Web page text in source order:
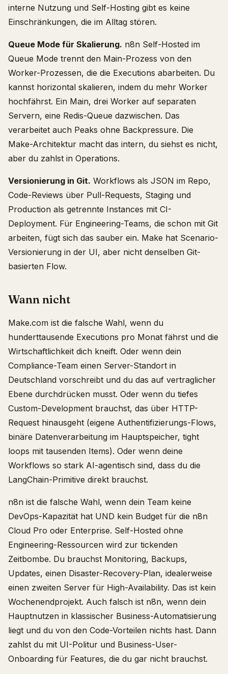
interne Nutzung und Self-Hosting gibt es keine
Einschränkungen, die im Alltag stören.
Queue Mode für Skalierung. n8n Self-Hosted im
Queue Mode trennt den Main-Prozess von den
Worker-Prozessen, die die Executions abarbeiten. Du
kannst horizontal skalieren, indem du mehr Worker
hochfährst. Ein Main, drei Worker auf separaten
Servern, eine Redis-Queue dazwischen. Das
verarbeitet auch Peaks ohne Backpressure. Die
Make-Architektur macht das intern, du siehst es nicht,
aber du zahlst in Operations.
Versionierung in Git. Workflows als JSON im Repo,
Code-Reviews über Pull-Requests, Staging und
Production als getrennte Instances mit CI-
Deployment. Für Engineering-Teams, die schon mit Git
arbeiten, fügt sich das sauber ein. Make hat Scenario-
Versionierung in der UI, aber nicht denselben Git-
basierten Flow.
Wann nicht
Make.com ist die falsche Wahl, wenn du
hunderttausende Executions pro Monat fährst und die
Wirtschaftlichkeit dich kneift. Oder wenn dein
Compliance-Team einen Server-Standort in
Deutschland vorschreibt und du das auf vertraglicher
Ebene durchdrücken musst. Oder wenn du tiefes
Custom-Development brauchst, das über HTTP-
Request hinausgeht (eigene Authentifizierungs-Flows,
binäre Datenverarbeitung im Hauptspeicher, tight
loops mit tausenden Items). Oder wenn deine
Workflows so stark AI-agentisch sind, dass du die
LangChain-Primitive direkt brauchst.
n8n ist die falsche Wahl, wenn dein Team keine
DevOps-Kapazität hat UND kein Budget für die n8n
Cloud Pro oder Enterprise. Self-Hosted ohne
Engineering-Ressourcen wird zur tickenden
Zeitbombe. Du brauchst Monitoring, Backups,
Updates, einen Disaster-Recovery-Plan, idealerweise
einen zweiten Server für High-Availability. Das ist kein
Wochenendprojekt. Auch falsch ist n8n, wenn dein
Hauptnutzen in klassischer Business-Automatisierung
liegt und du von den Code-Vorteilen nichts hast. Dann
zahlst du mit UI-Politur und Business-User-
Onboarding für Features, die du gar nicht brauchst.